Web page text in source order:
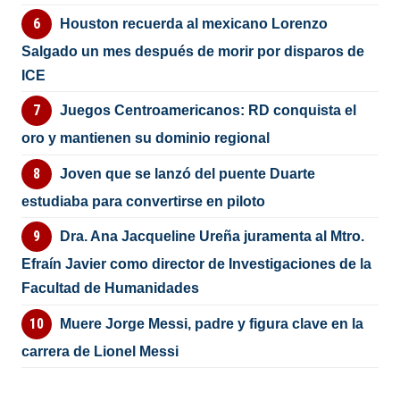
Houston recuerda al mexicano Lorenzo
Salgado un mes después de morir por disparos de
ICE
Juegos Centroamericanos: RD conquista el
oro y mantienen su dominio regional
Joven que se lanzó del puente Duarte
estudiaba para convertirse en piloto
Dra. Ana Jacqueline Ureña juramenta al Mtro.
Efraín Javier como director de Investigaciones de la
Facultad de Humanidades
Muere Jorge Messi, padre y figura clave en la
carrera de Lionel Messi